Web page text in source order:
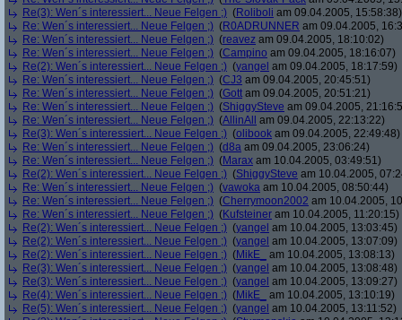
Re(3): Wen´s interessiert... Neue Felgen ;) (Roliboli am 09.04.2005, 15:58:38)
Re: Wen´s interessiert... Neue Felgen ;) (R0ADRUNNER am 09.04.2005,
Re: Wen´s interessiert... Neue Felgen ;) (reavez am 09.04.2005, 18:10:02)
Re: Wen´s interessiert... Neue Felgen ;) (Campino am 09.04.2005, 18:16:07)
Re(2): Wen´s interessiert... Neue Felgen ;) (yangel am 09.04.2005, 18:17:59)
Re: Wen´s interessiert... Neue Felgen ;) (CJ3 am 09.04.2005, 20:45:51)
Re: Wen´s interessiert... Neue Felgen ;) (Gott am 09.04.2005, 20:51:21)
Re: Wen´s interessiert... Neue Felgen ;) (ShiggySteve am 09.04.2005,
Re: Wen´s interessiert... Neue Felgen ;) (AllinAll
am 09.04.2005, 22:13:22)
Re(3): Wen´s interessiert... Neue Felgen ;) (olibook am 09.04.2005, 22:49:48)
Re: Wen´s interessiert... Neue Felgen ;) (d8a am 09.04.2005, 23:06:24)
Re: Wen´s interessiert... Neue Felgen ;) (Marax am 10.04.2005, 03:49:51)
Re(2): Wen´s interessiert... Neue Felgen ;) (ShiggySteve am 10.04.2005,
Re: Wen´s interessiert... Neue Felgen ;) (vawoka am 10.04.2005, 08:50:44)
Re: Wen´s interessiert... Neue Felgen ;) (Cherrymoon2002 am 10.04.2005,
Re: Wen´s interessiert... Neue Felgen ;) (Kufsteiner am 10.04.2005, 11:20:15)
Re(2): Wen´s interessiert... Neue Felgen ;) (yangel am 10.04.2005, 13:03:45)
Re(2): Wen´s interessiert... Neue Felgen ;) (yangel am 10.04.2005, 13:07:09)
Re(2): Wen´s interessiert... Neue Felgen ;) (MikE_
am 10.04.2005, 13:08:13)
Re(3): Wen´s interessiert... Neue Felgen ;) (yangel am 10.04.2005, 13:08:48)
Re(3): Wen´s interessiert... Neue Felgen ;) (yangel am 10.04.2005, 13:09:27)
Re(4): Wen´s interessiert... Neue Felgen ;) (MikE_
am 10.04.2005, 13:10:19)
Re(5): Wen´s interessiert... Neue Felgen ;) (yangel am 10.04.2005, 13:11:52)